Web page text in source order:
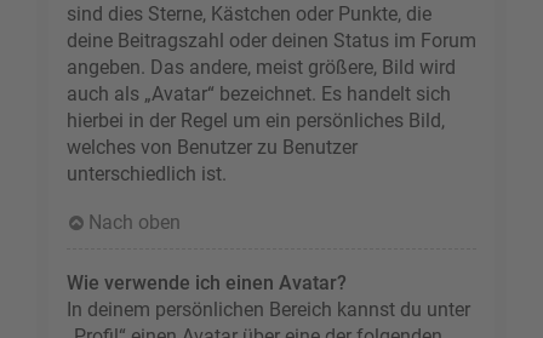
sind dies Sterne, Kästchen oder Punkte, die
deine Beitragszahl oder deinen Status im Forum
angeben. Das andere, meist größere, Bild wird
auch als „Avatar“ bezeichnet. Es handelt sich
hierbei in der Regel um ein persönliches Bild,
welches von Benutzer zu Benutzer
unterschiedlich ist.
Nach oben
Wie verwende ich einen Avatar?
In deinem persönlichen Bereich kannst du unter